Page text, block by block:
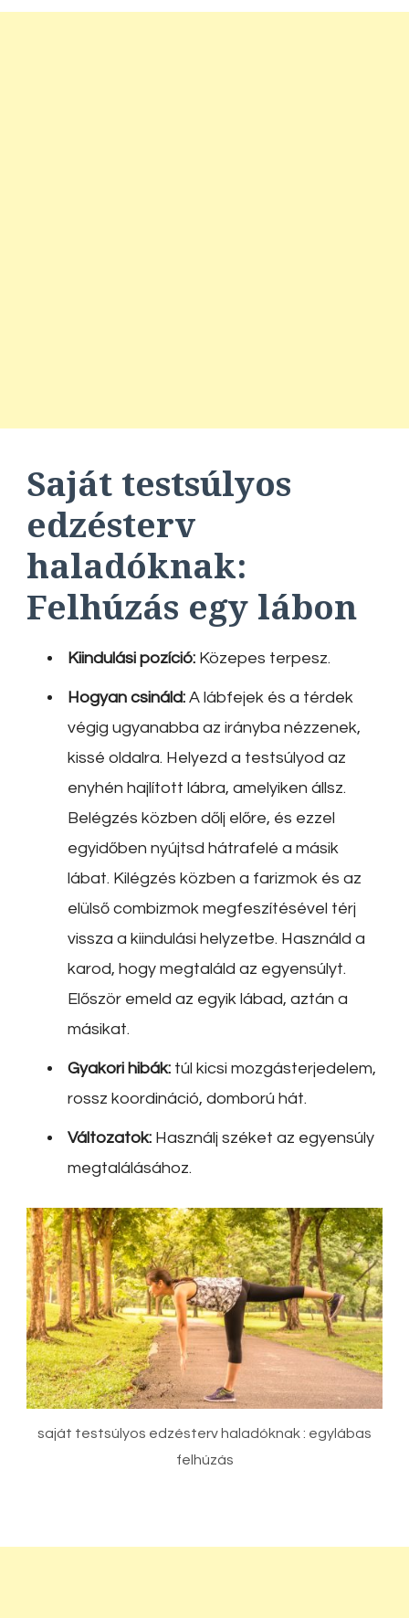
Saját testsúlyos
edzésterv
haladóknak:
Felhúzás egy lábon
Kiindulási pozíció: Közepes terpesz.
Hogyan csináld: A lábfejek és a térdek
végig ugyanabba az irányba nézzenek,
kissé oldalra. Helyezd a testsúlyod az
enyhén hajlított lábra, amelyiken állsz.
Belégzés közben dőlj előre, és ezzel
egyidőben nyújtsd hátrafelé a másik
lábat. Kilégzés közben a farizmok és az
elülső combizmok megfeszítésével térj
vissza a kiindulási helyzetbe. Használd a
karod, hogy megtaláld az egyensúlyt.
Először emeld az egyik lábad, aztán a
másikat.
Gyakori hibák: túl kicsi mozgásterjedelem,
rossz koordináció, domború hát.
Változatok: Használj széket az egyensúly
megtalálásához.
saját testsúlyos edzésterv haladóknak : egylábas
felhúzás